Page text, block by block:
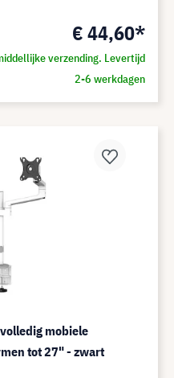
€ 44,60*
verzending. Levertijd
2-6 werkdagen
mobiele
tot 27" - zwart